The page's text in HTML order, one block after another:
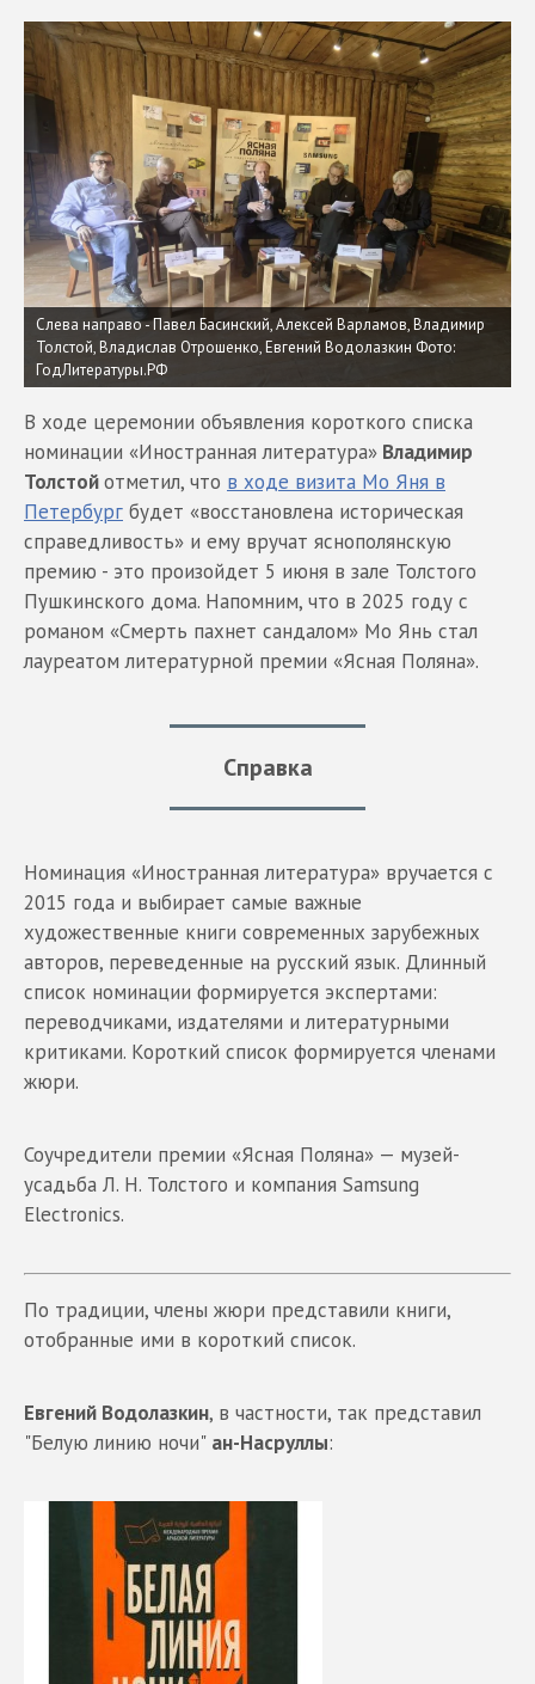
Слева направо - Павел Басинский, Алексей Варламов, Владимир
Толстой, Владислав Отрошенко, Евгений Водолазкин Фото:
ГодЛитературы.РФ
В ходе церемонии объявления короткого списка
номинации «Иностранная литература» Владимир
Толстойотметил, что в ходе визита Мо Яня в
Петербург будет «восстановлена историческая
справедливость» и ему вручат яснополянскую
премию - это произойдет 5 июня в зале Толстого
Пушкинского дома. Напомним, что в 2025 году с
романом «Смерть пахнет сандалом» Мо Янь стал
лауреатом литературной премии «Ясная Поляна».
Справка
Номинация «Иностранная литература» вручается с
2015 года и выбирает самые важные
художественные книги современных зарубежных
авторов, переведенные на русский язык. Длинный
список номинации формируется экспертами:
переводчиками, издателями и литературными
критиками. Короткий список формируется членами
жюри.
Соучредители премии «Ясная Поляна» — музей-
усадьба Л. Н. Толстого и компания Samsung
Electronics.
По традиции, члены жюри представили книги,
отобранные ими в короткий список.
Евгений Водолазкин, в частности, так представил
"Белую линию ночи" ан-Насруллы: